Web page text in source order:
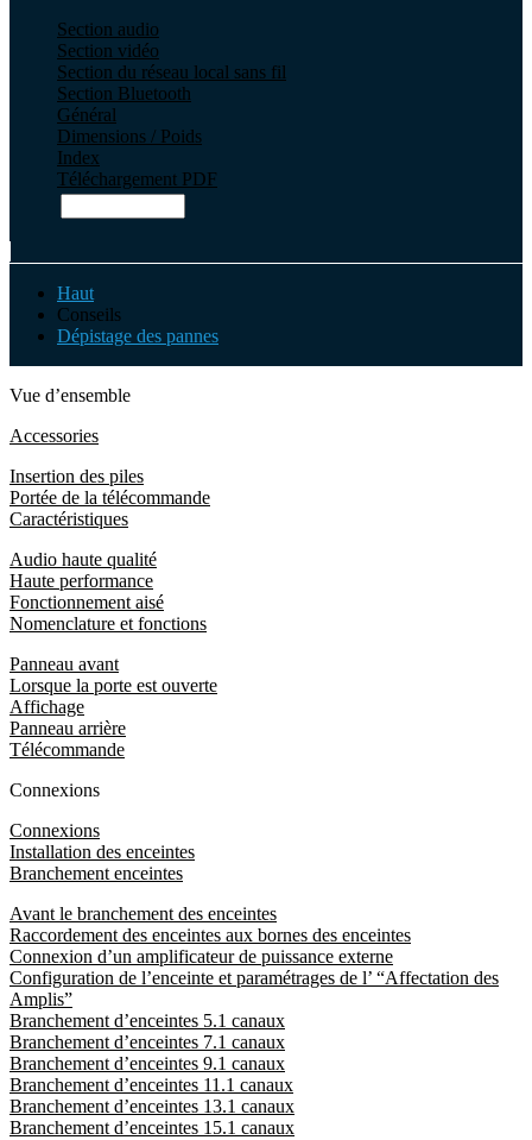
Section audio
Section vidéo
Section du réseau local sans fil
Section Bluetooth
Général
Dimensions / Poids
Index
Téléchargement PDF
Haut
Conseils
Dépistage des pannes
Vue d’ensemble
Accessories
Insertion des piles
Portée de la télécommande
Caractéristiques
Audio haute qualité
Haute performance
Fonctionnement aisé
Nomenclature et fonctions
Panneau avant
Lorsque la porte est ouverte
Affichage
Panneau arrière
Télécommande
Connexions
Connexions
Installation des enceintes
Branchement enceintes
Avant le branchement des enceintes
Raccordement des enceintes aux bornes des enceintes
Connexion d’un amplificateur de puissance externe
Configuration de l’enceinte et paramétrages de l’ “Affectation des
Amplis”
Branchement d’enceintes 5.1 canaux
Branchement d’enceintes 7.1 canaux
Branchement d’enceintes 9.1 canaux
Branchement d’enceintes 11.1 canaux
Branchement d’enceintes 13.1 canaux
Branchement d’enceintes 15.1 canaux